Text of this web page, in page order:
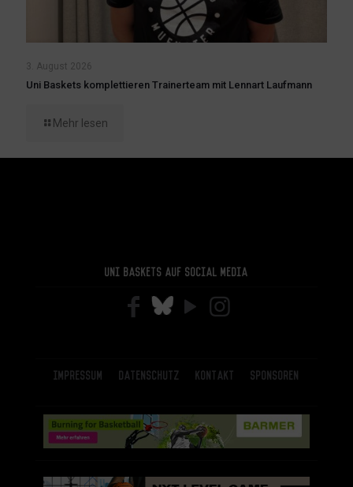
3. August 2026
Uni Baskets komplettieren Trainerteam mit Lennart Laufmann
Mehr lesen
Uni Baskets auf Social Media
Impressum Datenschutz Kontakt Sponsoren